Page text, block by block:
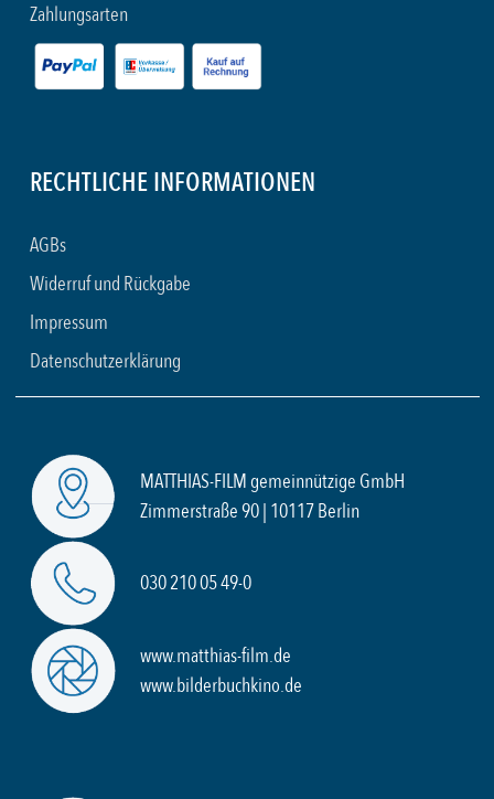
Zahlungsarten
RECHTLICHE INFORMATIONEN
AGBs
Widerruf und Rückgabe
Impressum
Datenschutzerklärung
MATTHIAS-FILM gemeinnützige GmbH
Zimmerstraße 90 | 10117 Berlin
030 210 05 49-0
www.matthias-film.de
www.bilderbuchkino.de